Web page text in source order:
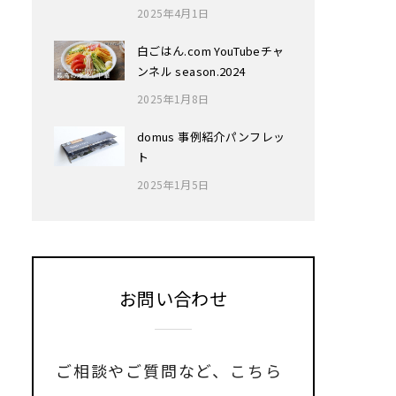
2025年4月1日
白ごはん.com YouTubeチャ
ンネル season.2024
2025年1月8日
domus 事例紹介パンフレッ
ト
2025年1月5日
お問い合わせ
ご相談やご質問など、
こちら